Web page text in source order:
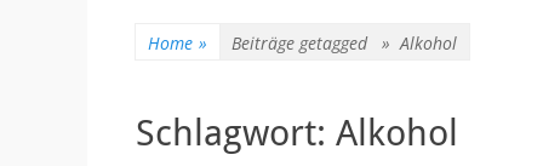
Home » Beiträge getagged »Alkohol
Schlagwort: Alkohol